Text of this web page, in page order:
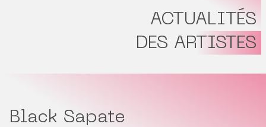
ACTUALITÉS
DES ARTISTES
Black Sapate